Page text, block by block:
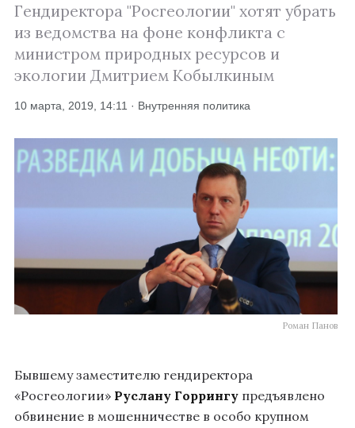
Гендиректора "Росгеологии" хотят убрать
из ведомства на фоне конфликта с
министром природных ресурсов и
экологии Дмитрием Кобылкиным
10 марта, 2019, 14:11 · Внутренняя политика
Роман Панов
Бывшему заместителю гендиректора
«Росгеологии» Руслану Горрингу предъявлено
обвинение в мошенничестве в особо крупном